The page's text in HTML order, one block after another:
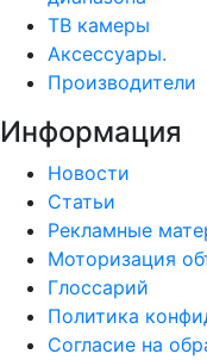
ТВ камеры
Аксессуары.
Производители
Информация
Новости
Статьи
Рекламные
Моторизация
Глоссарий
Политика
Согласие на